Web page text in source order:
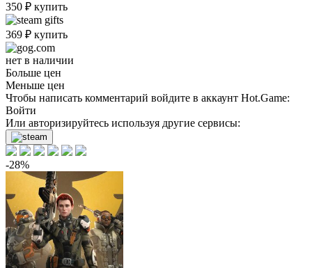
350 ₽ купить
369 ₽ купить
нет в наличии
Больше цен
Меньше цен
Чтобы написать комментарий войдите в аккаунт Hot.Game:
Войти
Или авторизируйтесь используя другие сервисы:
-28%